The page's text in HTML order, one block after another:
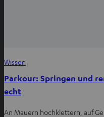
Wissen
Parkour: Springen und
echt
An Mauern hochklettern, auf